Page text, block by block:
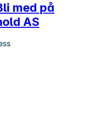
med på
AS